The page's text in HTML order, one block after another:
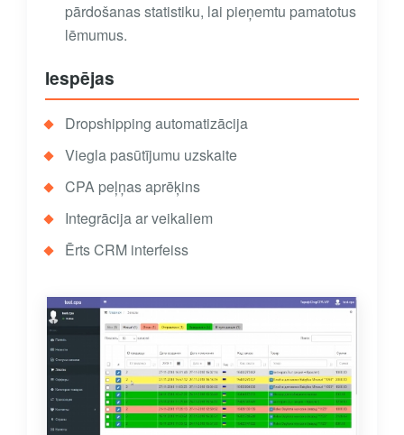
pārdošanas statistiku, lai pieņemtu pamatotus
lēmumus.
Iespējas
Dropshipping automatizācija
Viegla pasūtījumu uzskaite
CPA peļņas aprēķins
Integrācija ar veikaliem
Ērts CRM interfeiss